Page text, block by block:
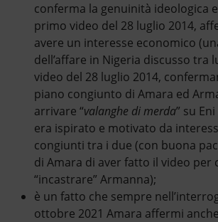
conferma la genuinità ideologica
primo video del 28 luglio 2014,
avere un interesse economico
dell’affare in Nigeria discusso tra
video del 28 luglio 2014,
piano congiunto di Amara ed
arrivare “valanghe di merda” su
era ispirato e motivato da
congiunti tra i due (con buona
di Amara di aver fatto il video per
“incastrare” Armanna);
è un fatto che sempre
ottobre 2021 Amara affermi